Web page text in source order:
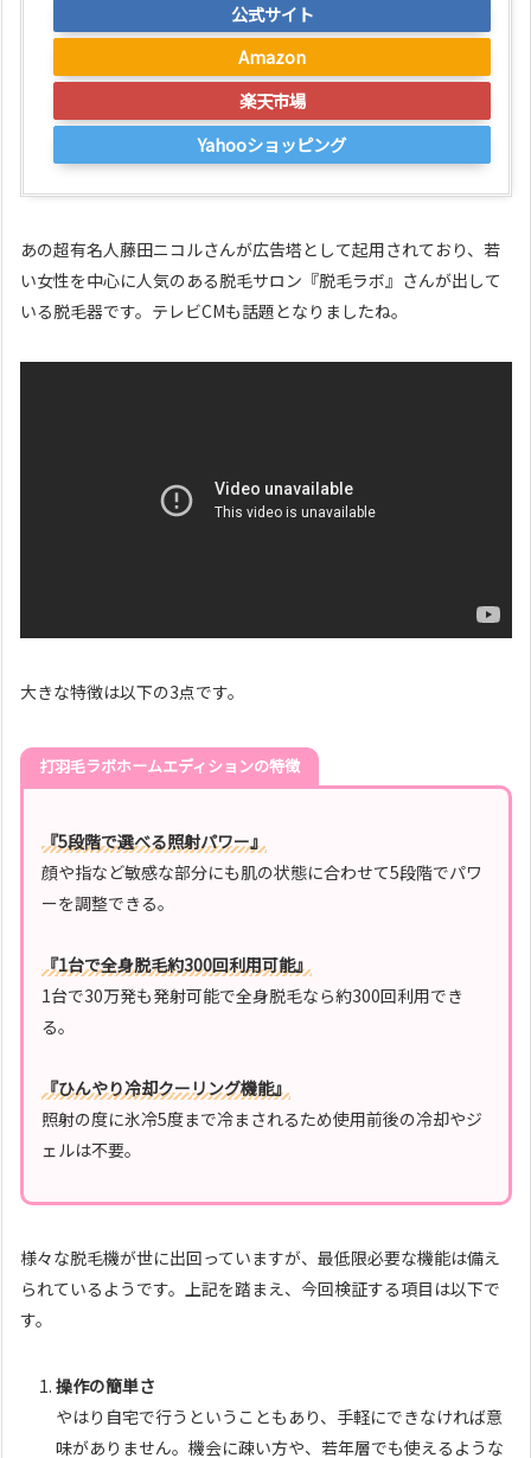
公式サイト
Amazon
楽天市場
Yahooショッピング
あの超有名人藤田ニコルさんが広告塔として起用されており、若
い女性を中心に人気のある脱毛サロン『脱毛ラボ』さんが出して
いる脱毛器です。テレビCMも話題となりましたね。
大きな特徴は以下の3点です。
打羽毛ラボホームエディションの特徴
『5段階で選べる照射パワー』
顔や指など敏感な部分にも肌の状態に合わせて5段階でパワ
ーを調整できる。
『1台で全身脱毛約300回利用可能』
1台で30万発も発射可能で全身脱毛なら約300回利用でき
る。
『ひんやり冷却クーリング機能』
照射の度に氷冷5度まで冷まされるため使用前後の冷却やジ
ェルは不要。
様々な脱毛機が世に出回っていますが、最低限必要な機能は備え
られているようです。上記を踏まえ、今回検証する項目は以下で
す。
操作の簡単さ
やはり自宅で行うということもあり、手軽にできなければ意
味がありません。機会に疎い方や、若年層でも使えるような